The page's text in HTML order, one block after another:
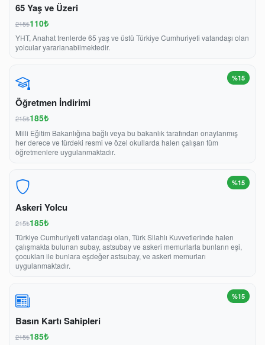
65 Yaş ve Üzeri
215₺110₺
YHT, Anahat trenlerde 65 yaş ve üstü Türkiye Cumhuriyeti vatandaşı olan
yolcular yararlanabilmektedir.
%15
Öğretmen İndirimi
215₺185₺
Milli Eğitim Bakanlığına bağlı veya bu bakanlık tarafından onaylanmış
her derece ve türdeki resmi ve özel okullarda halen çalışan tüm
öğretmenlere uygulanmaktadır.
%15
Askeri Yolcu
215₺185₺
Türkiye Cumhuriyeti vatandaşı olan, Türk Silahlı Kuvvetlerinde halen
çalışmakta bulunan subay, astsubay ve askeri memurlarla bunların eşi,
çocukları ile bunlara eşdeğer astsubay, ve askeri memurları
uygulanmaktadır.
%15
Basın Kartı Sahipleri
215₺185₺